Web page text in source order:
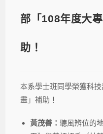
部「108年度大
助！
本系學士班同學榮獲科技
畫」補助！
黃茂善：聽風辨位的